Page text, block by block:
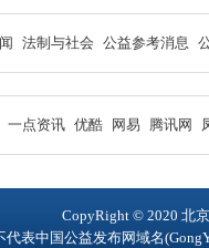
法制与社会 公益参考消息
一点资讯 优酷 网易 腾讯网
CopyRight © 2020 北
表中国公益发布网域名